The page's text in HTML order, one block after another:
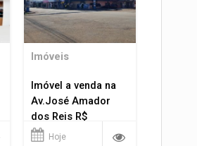
Imóveis
Imóvel a venda na
Av.José Amador
dos Reis R$
1.400.000
Hoje